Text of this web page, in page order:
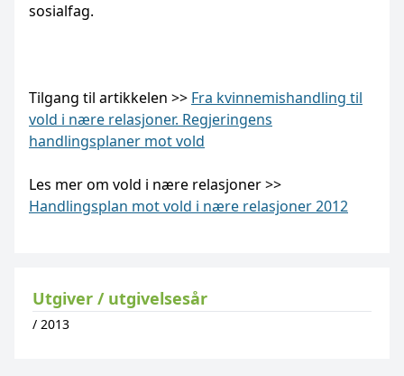
sosialfag.
Tilgang til artikkelen >> Fra kvinnemishandling til
vold i nære relasjoner. Regjeringens
handlingsplaner mot vold
Les mer om vold i nære relasjoner >>
Handlingsplan mot vold i nære relasjoner 2012
Utgiver / utgivelsesår
/ 2013